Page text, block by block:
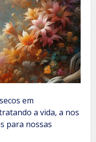
em
a vida, a nos
para nossas